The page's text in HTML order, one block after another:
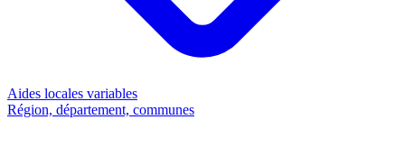
Aides locales variables
Région, département, communes